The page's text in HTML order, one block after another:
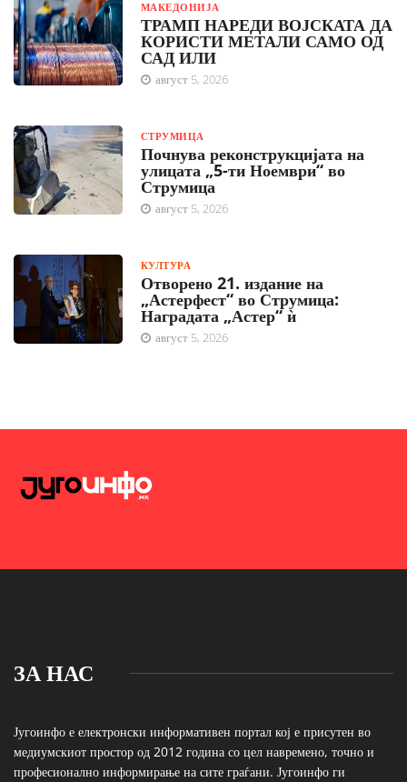
МАКЕДОНИЈА
ТРАМП НАРЕДИ ВОЈСКАТА ДА
КОРИСТИ МЕТАЛИ САМО ОД
САД ИЛИ
август 5, 2026
СТРУМИЦА
Почнува реконструкцијата на
улицата „5-ти Ноември“ во
Струмица
август 5, 2026
КУЛТУРА
Отворено 21. издание на
„Астерфест“ во Струмица:
Наградата „Астер“ ѝ
август 5, 2026
ЗА НАС
Југоинфо е електронски информативен портал кој е присутен во
медиумскиот простор од 2012 година со цел навремено, точно и
професионално информирање на сите граѓани. Југоинфо ги